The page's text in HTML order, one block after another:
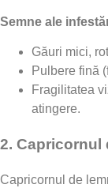
Semne ale
Găuri mici,
Pulbere fină
Fragilitatea
atingere.
2. Capricornul
Capricornul de